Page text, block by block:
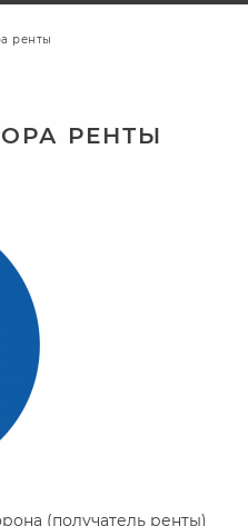
ренты
РЕНТЫ
(получатель ренты)